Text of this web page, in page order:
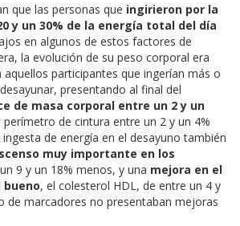
que las personas que ingirieron por la
y un 30% de la energía total del día
en algunos de estos factores de
la evolución de su peso corporal era
participantes que ingerían más o
presentando al final del
de masa corporal entre un 2 y un
perímetro de cintura entre un 2 y un 4%
de energía en el desayuno también
muy importante en los
9 y un 18% menos, y una mejora en el
, el colesterol HDL, de entre un 4 y
de marcadores no presentaban mejoras